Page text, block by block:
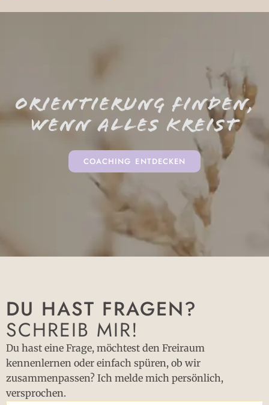
ORIENTIERUNG FINDEN,
WENN ALLES KREIST
COACHING ENTDECKEN
DU HAST FRAGEN?
SCHREIB MIR!
Du hast eine Frage, möchtest den Freiraum
kennenlernen oder einfach spüren, ob wir
zusammenpassen? Ich melde mich persönlich,
versprochen.